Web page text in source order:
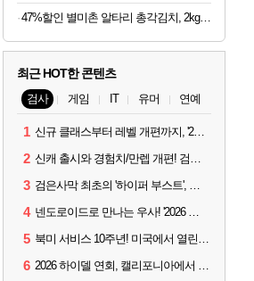
47%할인 별미촌 알타리 총각김치, 2kg, 1박스
최근 HOT한 콘텐츠
검사 게임 IT 유머 연예
1 신규 클래스부터 레벨 개편까지, '2026 검은사막 하이델 연회' 총정리
2 신캐 출시와 경험치/만렙 개편! 검사 2026 하이델 연회 모아보기
3 검은사막 최초의 '하이퍼 부스트', 직접 해봤습니다
4 넨도로이드로 만나는 우사! '2026 하이델 연회' 막바지 깜짝 공개
5 북미 서비스 10주년! 미국에서 열린 '검은사막 하이델 연회'
6 2026 하이델 연회, 캘리포니아에서 개최